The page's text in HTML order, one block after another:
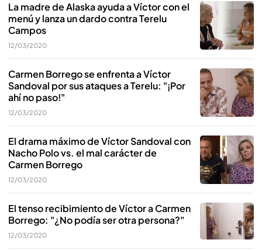
La madre de Alaska ayuda a Víctor con el
menú y lanza un dardo contra Terelu
Campos
12/03/2020
Carmen Borrego se enfrenta a Víctor
Sandoval por sus ataques a Terelu: "¡Por
ahí no paso!"
12/03/2020
El drama máximo de Víctor Sandoval con
Nacho Polo vs. el mal carácter de
Carmen Borrego
12/03/2020
El tenso recibimiento de Víctor a Carmen
Borrego: "¿No podía ser otra persona?"
12/03/2020